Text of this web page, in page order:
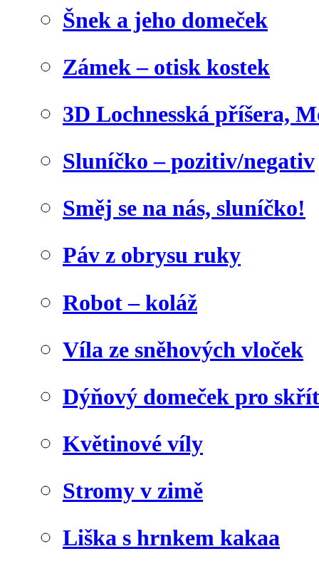
Šnek a jeho domeček
Zámek – otisk kostek
3D Lochnesská příšera,
Sluníčko – pozitiv/negativ
Směj se na nás, sluníčko!
Páv z obrysu ruky
Robot – koláž
Víla ze sněhových vloček
Dýňový domeček pro
Květinové víly
Stromy v zimě
Liška s hrnkem kakaa